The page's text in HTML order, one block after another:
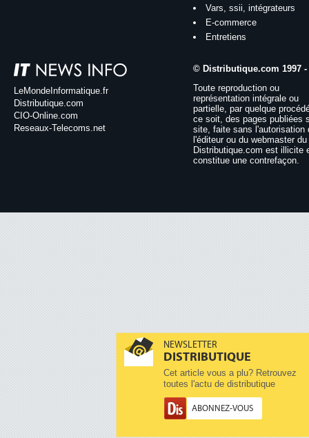
NEWSLETTER
DISTRIBUTIQUE
Cet article vous a plu? Retrouvez
toutes l'actu de distributique
ABONNEZ-VOUS
Vars, ssii, intégrateurs
E-commerce
Entretiens
LeMondeInformatique.fr
Distributique.com
CIO-Online.com
Reseaux-Telecoms.net
© Distributique.com 1997 -
Toute reproduction ou
représentation intégrale ou
partielle, par quelque
ce soit, des pages publiées
site, faite sans l'autorisation
l'éditeur ou du webmaster
Distributique.com est illicite
constitue une contrefaçon.